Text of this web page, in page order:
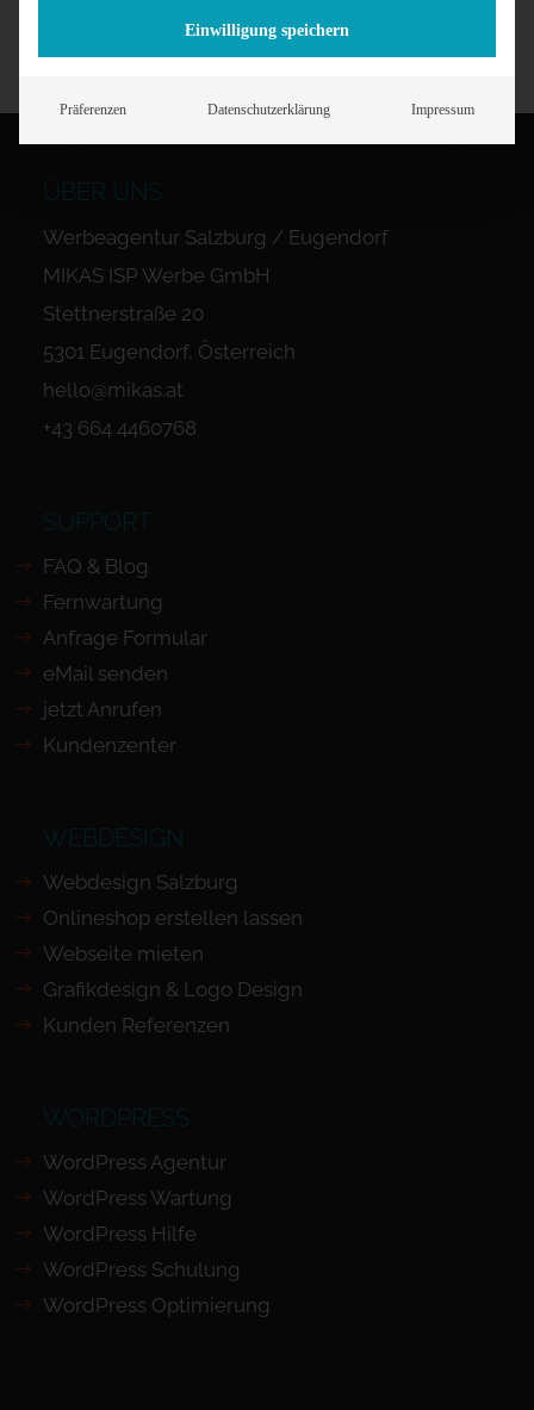
ÜBER UNS
Werbeagentur Salzburg / Eugendorf
MIKAS ISP Werbe GmbH
Stettnerstraße 20
5301 Eugendorf, Österreich
hello@mikas.at
+43 664 4460768
SUPPORT
FAQ & Blog
Fernwartung
Anfrage Formular
eMail senden
jetzt Anrufen
Kundenzenter
WEBDESIGN
Webdesign Salzburg
Onlineshop erstellen lassen
Webseite mieten
Grafikdesign & Logo Design
Kunden Referenzen
WORDPRESS
WordPress Agentur
WordPress Wartung
WordPress Hilfe
WordPress Schulung
WordPress Optimierung
Einwilligung speichern
Präferenzen Datenschutzerklärung Impressum